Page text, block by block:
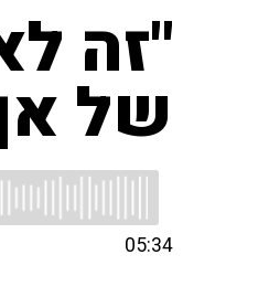
"זה
של
05:34